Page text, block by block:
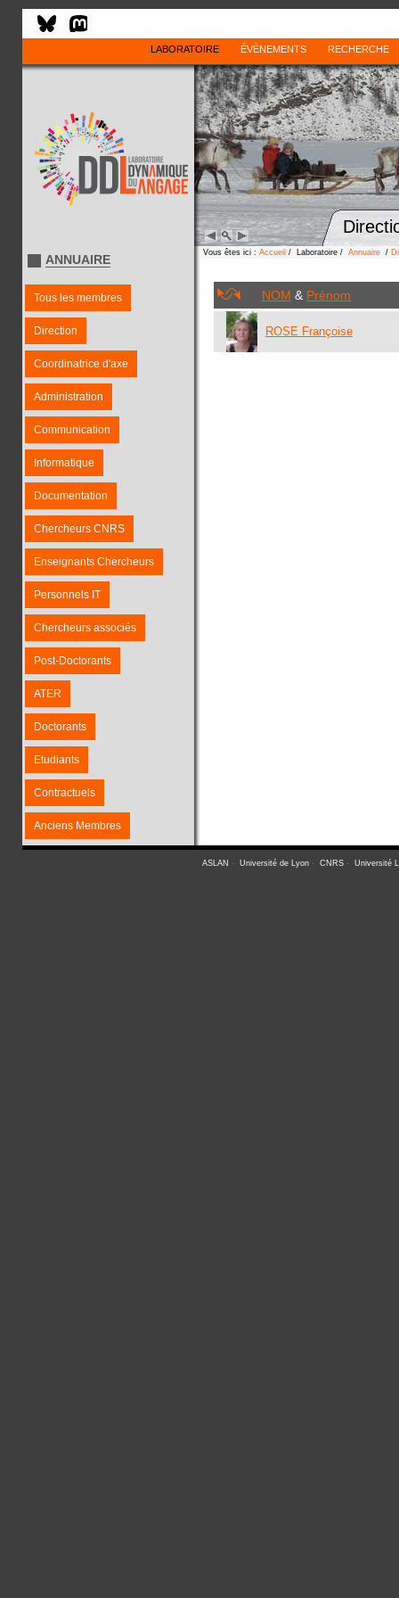
LABORATOIRE ÉVÈNEMENTS RECHERCHE
ANNUAIRE
Tous les membres
Direction
Coordinatrice d'axe
Administration
Communication
Informatique
Documentation
Chercheurs CNRS
Enseignants Chercheurs
Personnels IT
Chercheurs associés
Post-Doctorants
ATER
Doctorants
Etudiants
Contractuels
Anciens Membres
Vous êtes ici : Accueil / Laboratoire / Annuaire /
NOM & Prénom
ROSE Françoise
ASLAN - Université de Lyon- CNRS- Université